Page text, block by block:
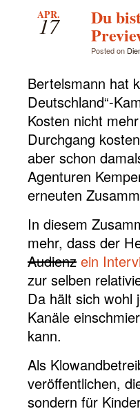
APR.
17 Du
Posted on
Bertelsmann hat
Deutschland“-
Kosten nicht
Durchgang
aber schon
Agenturen
erneuten
In diesem
mehr, dass der
Audienz ein
zur selben
Da hält sich wohl
Kanäle
kann.
Als
veröffentlichen,
sondern für